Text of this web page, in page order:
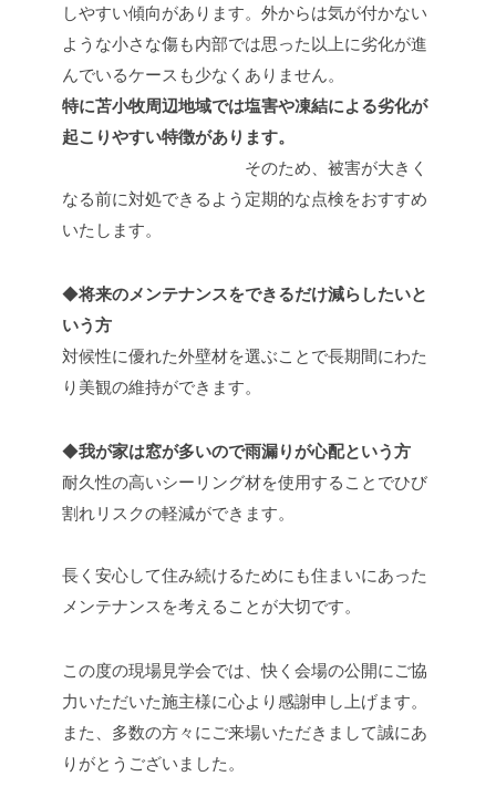
しやすい傾向があります。外からは気が付かない
ような小さな傷も内部では思った以上に劣化が進
んでいるケースも少なくありません。
特に苫小牧周辺地域では塩害や凍結による劣化が
起こりやすい特徴があります。
そのため、被害が大きく
なる前に対処できるよう定期的な点検をおすすめ
いたします。
◆将来のメンテナンスをできるだけ減らしたいと
いう方
対候性に優れた外壁材を選ぶことで長期間にわた
り美観の維持ができます。
◆我が家は窓が多いので雨漏りが心配という方
耐久性の高いシーリング材を使用することでひび
割れリスクの軽減ができます。
長く安心して住み続けるためにも住まいにあった
メンテナンスを考えることが大切です。
この度の現場見学会では、快く会場の公開にご協
力いただいた施主様に心より感謝申し上げます。
また、多数の方々にご来場いただきまして誠にあ
りがとうございました。